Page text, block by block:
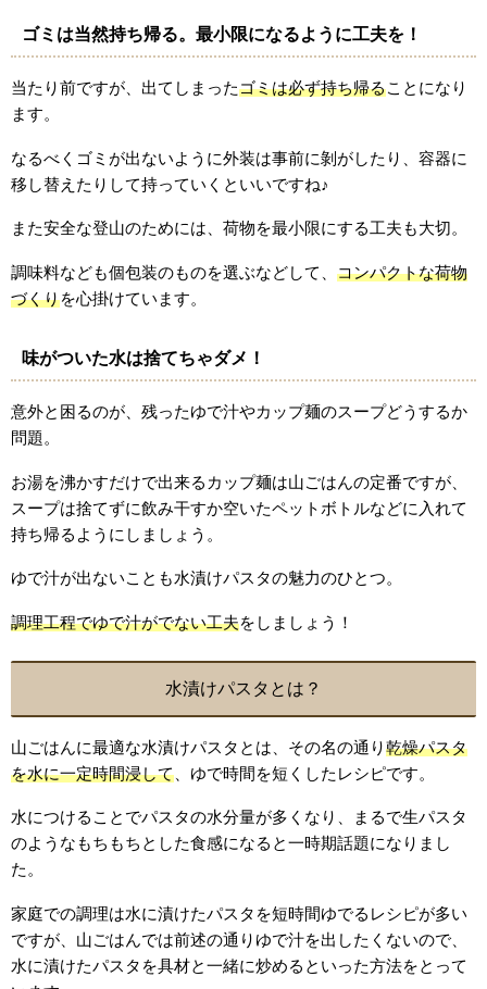
ゴミは当然持ち帰る。最小限になるように工夫を！
当たり前ですが、出てしまったゴミは必ず持ち帰ることになり
ます。
なるべくゴミが出ないように外装は事前に剝がしたり、容器に
移し替えたりして持っていくといいですね♪
また安全な登山のためには、荷物を最小限にする工夫も大切。
調味料なども個包装のものを選ぶなどして、 コンパクトな荷物
づくりを心掛けています。
味がついた水は捨てちゃダメ！
意外と困るのが、残ったゆで汁やカップ麺のスープどうするか
問題。
お湯を沸かすだけで出来るカップ麺は山ごはんの定番ですが、
スープは捨てずに飲み干すか空いたペットボトルなどに入れて
持ち帰るようにしましょう。
ゆで汁が出ないことも水漬けパスタの魅力のひとつ。
調理工程でゆで汁がでない工夫をしましょう！
水漬けパスタとは？
山ごはんに最適な水漬けパスタとは、その名の通り乾燥パスタ
を水に一定時間浸して 、ゆで時間を短くしたレシピです。
水につけることでパスタの水分量が多くなり、まるで生パスタ
のようなもちもちとした食感になると一時期話題になりまし
た。
家庭での調理は水に漬けたパスタを短時間ゆでるレシピが多い
ですが、山ごはんでは前述の通りゆで汁を出したくないので、
水に漬けたパスタを具材と一緒に炒めるといった方法をとって